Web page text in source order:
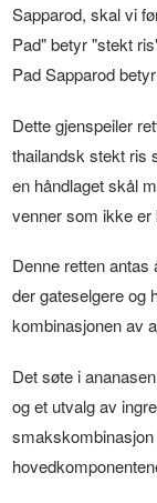
Sapparod, skal vi
Pad" betyr "stekt
Pad Sapparod
Dette gjenspeiler
thailandsk stekt ris
en håndlaget skål
venner som ikke er
Denne retten antas
der gateselgere og
kombinasjonen av
Det søte i
og et utvalg av